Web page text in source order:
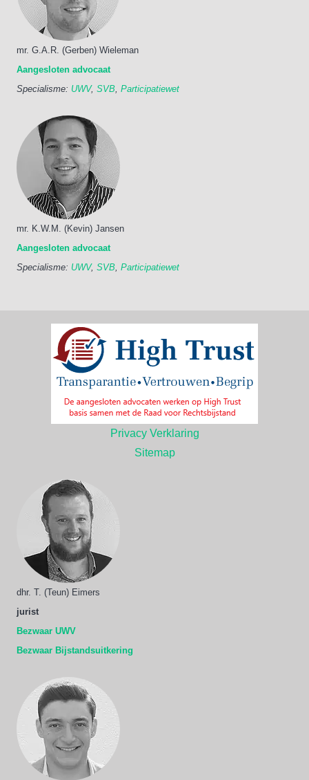
mr. G.A.R. (Gerben) Wieleman
Aangesloten advocaat
Specialisme: UWV, SVB, Participatiewet
mr. K.W.M. (Kevin) Jansen
Aangesloten advocaat
Specialisme: UWV, SVB, Participatiewet
Privacy Verklaring
Sitemap
dhr. T. (Teun) Eimers
jurist
Bezwaar UWV
Bezwaar Bijstandsuitkering